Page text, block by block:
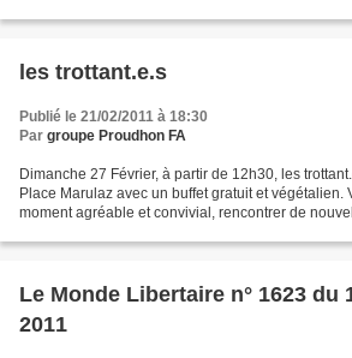
les trottant.e.s
Publié le 21/02/2011 à 18:30
Par groupe Proudhon FA
Dimanche 27 Février, à partir de 12h30, les
Place Marulaz avec un buffet gratuit et végétalien.
moment agréable et convivial, rencontrer de
Le Monde Libertaire n° 1623 du
2011